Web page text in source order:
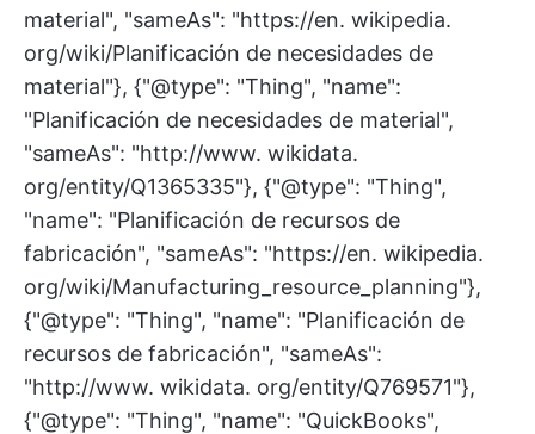
material", "sameAs": "https://en. wikipedia.
org/wiki/Planificación de necesidades de
material"}, {"@type": "Thing", "name":
"Planificación de necesidades de material",
"sameAs": "http://www. wikidata.
org/entity/Q1365335"}, {"@type": "Thing",
"name": "Planificación de recursos de
fabricación", "sameAs": "https://en. wikipedia.
org/wiki/Manufacturing_resource_planning"},
{"@type": "Thing", "name": "Planificación de
recursos de fabricación", "sameAs":
"http://www. wikidata. org/entity/Q769571"},
{"@type": "Thing", "name": "QuickBooks",